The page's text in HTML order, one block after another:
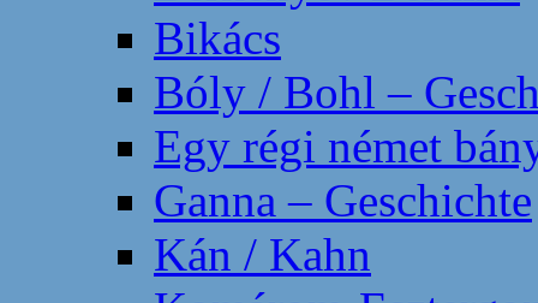
Bikács
Bóly / Bohl –
Egy régi német
Ganna – Geschichte
Kán / Kahn